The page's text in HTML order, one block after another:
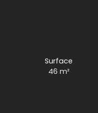
Surface
46 m²